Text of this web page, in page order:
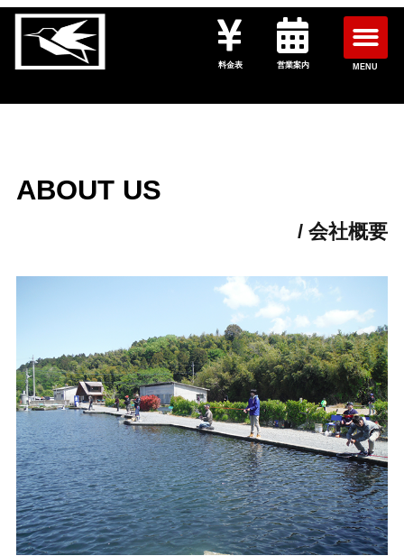
料金表 営業案内 MENU
ABOUT US
/ 会社概要